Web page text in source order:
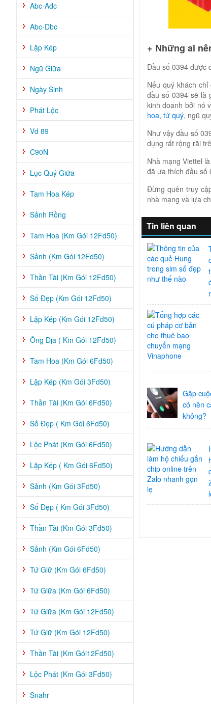
+ Những ai
Đầu số 0394 được
Nếu quý khách
đầu số 0394 sẽ là
kinh doanh bởi nó
hoa, tứ quý, ngũ
Như vậy đầu số
dụng rất rộng rãi
Nhà mạng Viettel
đã ưa thích đầu số
Đừng quên truy
nhà mạng và lựa
Tin liên quan
Gặp
có nên
không?
Abc-Adc
Abc-Dbc
Lặp Kép
Ngũ Giữa
Ngày Sinh
Phát Lộc
Vd 89
C90N
Lục Quý Giữa
Tam Hoa Kép
Sảnh Rồng
Tam Hoa (Km Gói 12Fd50)
Sảnh (Km Gói 12Fd50)
Thần Tài (Km Gói 12Fd50)
Số Đẹp (Km Gói 12Fd50)
Lặp Kép (Km Gói 12Fd50)
Ông Địa ( Km Gói 12Fd50)
Tam Hoa (Km Gói 6Fd50)
Lặp Kép (Km Gói 3Fd50)
Thần Tài (Km Gói 6Fd50)
Số Đẹp ( Km Gói 6Fd50)
Lộc Phát (Km Gói 6Fd50)
Lặp Kép ( Km Gói 6Fd50)
Sảnh (Km Gói 3Fd50)
Số Đẹp ( Km Gói 3Fd50)
Thần Tài (Km Gói 3Fd50)
Sảnh (Km Gói 6Fd50)
Tứ Giữ (Km Gói 6Fd50)
Tứ Giữa (Km Gói 6Fd50)
Tứ Giữa (Km Gói 12Fd50)
Tứ Giữ (Km Gói 12Fd50)
Thần Tài (Km Gói12Fd50)
Lộc Phát (Km Gói 3Fd50)
Snahr